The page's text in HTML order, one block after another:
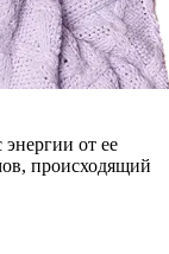
от ее
происходящий